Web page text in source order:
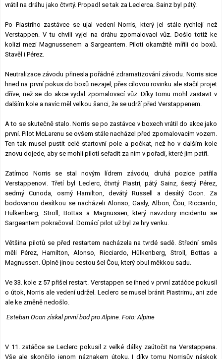
vrátil na dráhu jako čtvrtý. Propadl se tak za Leclerca. Sainz byl pátý.
Po Piastriho zastávce se ujal vedení Norris, který jel stále rychleji než
Verstappen. V tu chvíli vyjel na dráhu zpomalovací vůz. Došlo totiž ke
kolizi mezi Magnussenem a Sargeantem. Piloti okamžitě mířili do boxů.
Stavěl i Pérez.
Neutralizace závodu přinesla pořádné zdramatizování závodu. Norris sice
hned na první pokus do boxů nezajel, přes cílovou rovinku ale stačil projet
dříve, než se do akce vydal zpomalovací vůz. Díky tomu mohl zastavit v
dalším kole a navíc měl velkou šanci, že se udrží před Verstappenem.
A to se skutečně stalo. Norris se po zastávce v boxech vrátil do akce jako
první. Pilot McLarenu se ovšem stále nacházel před zpomalovacím vozem.
Ten tak musel pustit celé startovní pole a počkat, než ho v dalším kole
znovu dojede, aby se mohli piloti seřadit za ním v pořadí, které jim patří.
Zatímco Norris se stal novým lídrem závodu, druhá pozice patřila
Verstappenovi. Třetí byl Leclerc, čtvrtý Piastri, pátý Sainz, šestý Pérez,
sedmý Cunoda, osmý Hamilton, devátý Russell a desátý Ocon. Za
bodovanou desítkou se nacházeli Alonso, Gasly, Albon, Čou, Ricciardo,
Hülkenberg, Stroll, Bottas a Magnussen, který navzdory incidentu se
Sargeantem pokračoval. Domácí pilot už byl ze hry venku.
Většina pilotů se před restartem nacházela na tvrdé sadě. Střední směs
měli Pérez, Hamilton, Alonso, Ricciardo, Hülkenberg, Stroll, Bottas a
Magnussen. Úplně jinou cestou šel Čou, který obul měkkou sadu.
Ve 33. kole z 57 přišel restart. Verstappen se ihned v první zatáčce pokusil
o útok, Norris ale vedení udržel. Leclerc se musel bránit Piastrimu, ani zde
ale ke změně nedošlo.
Esteban Ocon získal první bod pro Alpine. Foto: Alpine
V 11. zatáčce se Leclerc pokusil z velké dálky zaútočit na Verstappena.
Vše ale skončilo jenom náznakem útoku. I díky tomu Norrisův náskok